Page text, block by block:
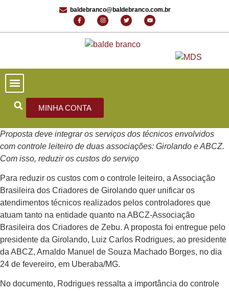
baldebranco@baldebranco.com.br
MINHA CONTA
Proposta deve integrar os serviços dos técnicos envolvidos
com controle leiteiro de duas associações: Girolando e ABCZ.
Com isso, reduzir os custos do serviço
Para reduzir os custos com o controle leiteiro, a Associação
Brasileira dos Criadores de Girolando quer unificar os
atendimentos técnicos realizados pelos controladores que
atuam tanto na entidade quanto na ABCZ-Associação
Brasileira dos Criadores de Zebu. A proposta foi entregue pelo
presidente da Girolando, Luiz Carlos Rodrigues, ao presidente
da ABCZ, Arnaldo Manuel de Souza Machado Borges, no dia
24 de fevereiro, em Uberaba/MG.
No documento, Rodrigues ressalta a importância do controle